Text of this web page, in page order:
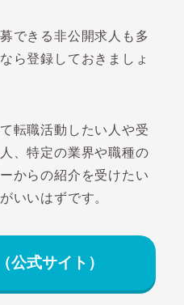
できる非公開求人も多
ら登録しておきましょ
転職活動したい人や受
、特定の業界や職種の
からの紹介を受けたい
いいはずです。
公式サイト）